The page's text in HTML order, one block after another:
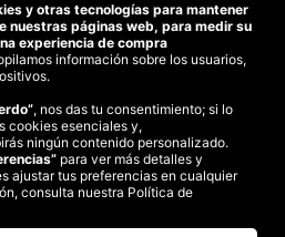
Colectivia
de privacidad|Política de cookies
de verano 2020
y otras tecnologías para mantener
nuestras páginas web, para medir su
experiencia de compra
información sobre los usuarios,
, nos das tu consentimiento; si lo
cookies esenciales y,
ningún contenido personalizado.
para ver más detalles y
ajustar tus preferencias en cualquier
consulta nuestra Política de